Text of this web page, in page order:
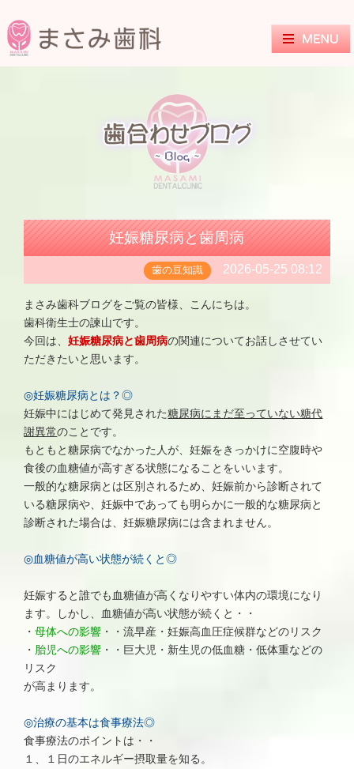
妊娠糖尿病と歯周病
歯の豆知識 2026-05-25 08:12
まさみ歯科ブログをご覧の皆様、こんにちは。
歯科衛生士の諫山です。
今回は、妊娠糖尿病と歯周病の関連についてお話しさせてい
ただきたいと思います。
◎妊娠糖尿病とは？◎
妊娠中にはじめて発見された糖尿病にまだ至っていない糖代
謝異常のことです。
もともと糖尿病でなかった人が、妊娠をきっかけに空腹時や
食後の血糖値が高すぎる状態になることをいいます。
一般的な糖尿病とは区別されるため、妊娠前から診断されて
いる糖尿病や、妊娠中であっても明らかに一般的な糖尿病と
診断された場合は、妊娠糖尿病には含まれません。
◎血糖値が高い状態が続くと◎
妊娠すると誰でも血糖値が高くなりやすい体内の環境になり
ます。しかし、血糖値が高い状態が続くと・・
・母体への影響 ・・流早産・妊娠高血圧症候群などのリスク
・ 胎児への影響 ・・巨大児・新生児の低血糖・低体重などの
リスク
が高まります。
◎治療の基本は食事療法◎
食事療法のポイントは・・
１、１日のエネルギー摂取量を知る。